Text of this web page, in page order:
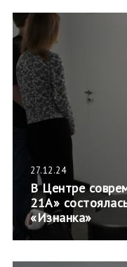
27.12.24
В Центре
21А»
«Изнанка»